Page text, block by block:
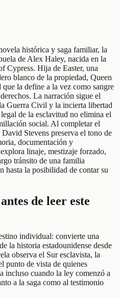
histórica y saga familiar, la
de Alex Haley, nacida en la
Cypress. Hija de Easter, una
blanco de la propiedad, Queen
la define a la vez como sangre
La narración sigue el
Guerra Civil y la incierta libertad
de la esclavitud no elimina el
social. Al completar el
Stevens preserva el tono de
documentación y
linaje, mestizaje forzado,
tránsito de una familia
hasta la posibilidad de contar su
de leer este
individual: convierte una
la historia estadounidense desde
observa el Sur esclavista, la
punto de vista de quienes
incluso cuando la ley comenzó a
a la saga como al testimonio